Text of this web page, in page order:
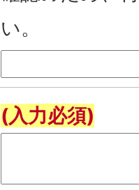
い。
(入力必須)